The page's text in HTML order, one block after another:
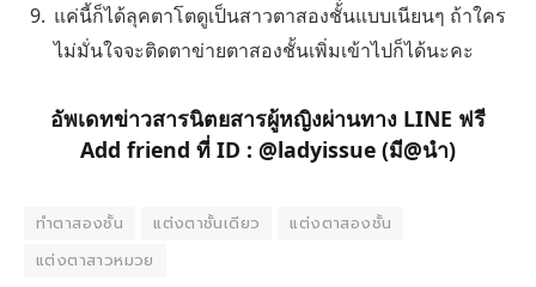
แค่นี้ก็ได้ลุคตาโตดูเป็นสาวตาสองชั้่นแบบเนียนๆ ถ้าใคร
ไม่มั่นใจจะติดตาข่ายตาสองชั้นเพิ่มเข้าไปก็ได้นะคะ
อัพเดทข่าวสารนิตยสารผู้หญิงผ่านทาง LINE ฟรี
Add friend ที่ ID : @ladyissue (มี@นำ)
ทำตาสองชั้น แต่งตาชั้นเดียว
แต่งตาสองชั้น
แต่งตาสาวหมวย